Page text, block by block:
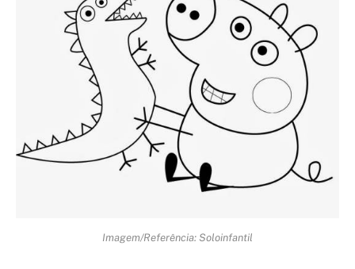
Imagem/Referência: Soloinfantil